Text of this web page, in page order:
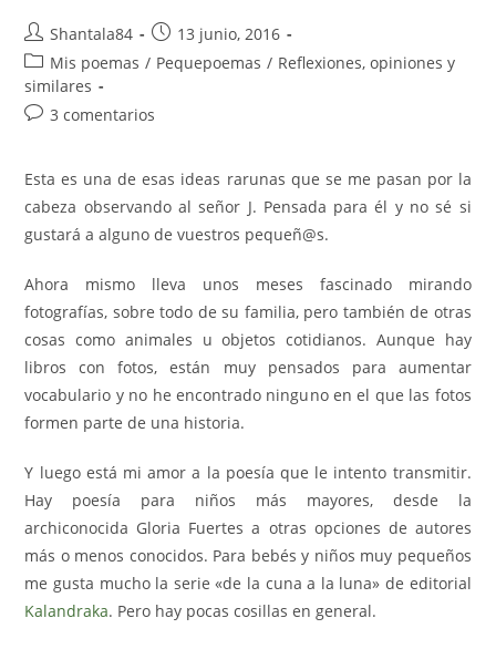
Autor
de
la
entrada:
Shantala84
Publicación
de
13 junio, 2016
Categoría
de
la
Mis poemas / Pequepoemas / Reflexiones, opiniones y
similares
Comentarios
entrada:
3 comentarios
Esta es una de esas ideas rarunas que se me pasan por la
cabeza observando al señor J. Pensada para él y no sé si
gustará a alguno de vuestros pequeñ@s.
Ahora mismo lleva unos meses fascinado mirando
fotografías, sobre todo de su familia, pero también de otras
cosas como animales u objetos cotidianos. Aunque hay
libros con fotos, están muy pensados para aumentar
vocabulario y no he encontrado ninguno en el que las fotos
formen parte de una historia.
Y luego está mi amor a la poesía que le intento transmitir.
Hay poesía para niños más mayores, desde la
archiconocida Gloria Fuertes a otras opciones de autores
más o menos conocidos. Para bebés y niños muy pequeños
me gusta mucho la serie «de la cuna a la luna» de editorial
Kalandraka. Pero hay pocas cosillas en general.